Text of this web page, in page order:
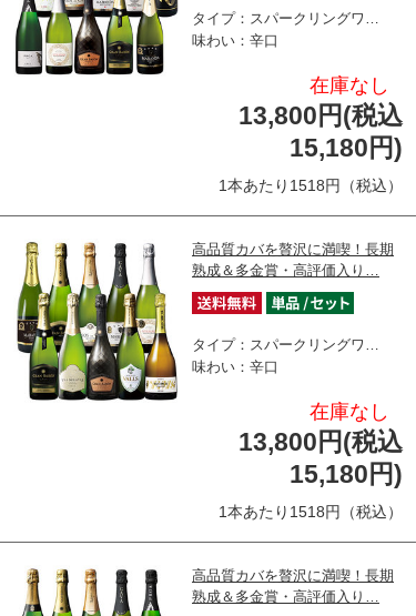
タイプ：スパークリングワ…
味わい：辛口
在庫なし
13,800円(税込
15,180円)
1本あたり1518円（税込）
高品質カバを贅沢に満喫！長期
熟成＆多金賞・高評価入り…
タイプ：スパークリングワ…
味わい：辛口
在庫なし
13,800円(税込
15,180円)
1本あたり1518円（税込）
高品質カバを贅沢に満喫！長期
熟成＆多金賞・高評価入り…